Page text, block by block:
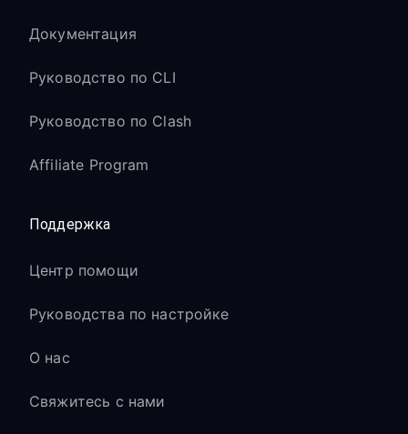
Документация
Руководство по CLI
Руководство по Clash
Affiliate Program
Поддержка
Центр помощи
Руководства по настройке
О нас
Свяжитесь с нами